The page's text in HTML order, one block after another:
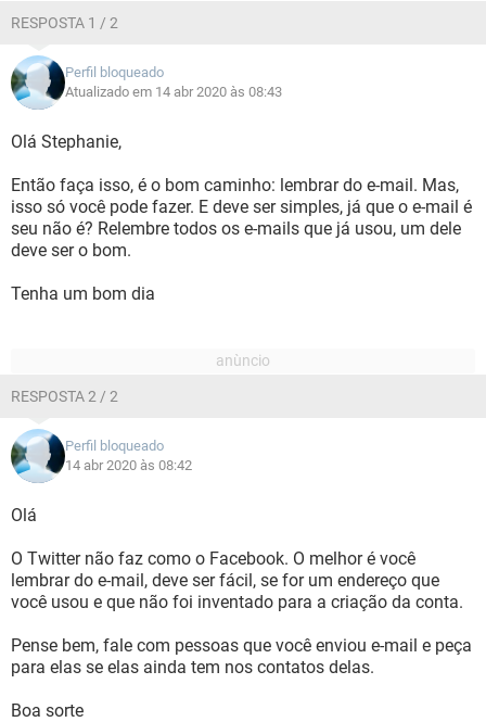
RESPOSTA 1 / 2
Perfil bloqueado
Atualizado em 14 abr 2020 às 08:43
Olá Stephanie,
Então faça isso, é o bom caminho: lembrar do e-mail. Mas,
isso só você pode fazer. E deve ser simples, já que o e-mail é
seu não é? Relembre todos os e-mails que já usou, um dele
deve ser o bom.
Tenha um bom dia
RESPOSTA 2 / 2
Perfil bloqueado
14 abr 2020 às 08:42
Olá
O Twitter não faz como o Facebook. O melhor é você
lembrar do e-mail, deve ser fácil, se for um endereço que
você usou e que não foi inventado para a criação da conta.
Pense bem, fale com pessoas que você enviou e-mail e peça
para elas se elas ainda tem nos contatos delas.
Boa sorte